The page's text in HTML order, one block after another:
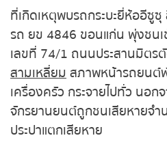
หวยหุ้นฮั่งเส็ง เช้า
หวยหุ้นฮั่งเส็ง บ่าย
หวยหุ้นจีน เช้า
หวยหุ้นจีน บ่าย
ที่เกิดเหตุพบรถกระบะยี่ห้ออีซู
รถ ยข 4846 ขอนแก่น พุ่งชนเ
สั่ง เลขที่ 74/1 ถนนประสาน
ชุมชนสามเหลี่ยมสภาพหน้าร
จาน อิฐ เครื่องครัว กระจายไ
จักรยานยนต์ถูกชนเสียหายจ
ประปาแตกเสียหาย